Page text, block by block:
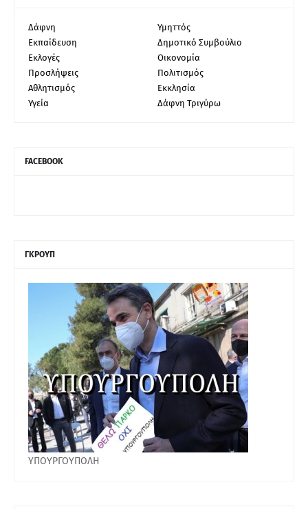
Δάφνη
Υμηττός
Εκπαίδευση
Δημοτικό Συμβούλιο
Εκλογές
Οικονομία
Προσλήψεις
Πολιτισμός
Αθλητισμός
Εκκλησία
Υγεία
Δάφνη Τριγύρω
FACEBOOK
ΓΚΡΟΥΠ
ΥΠΟΥΡΓΟΥΠΟΛΗ